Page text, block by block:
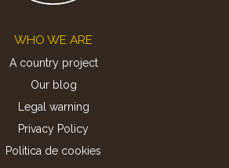
WHO WE ARE
A country project
Our blog
Legal warning
Privacy Policy
Politica de cookies